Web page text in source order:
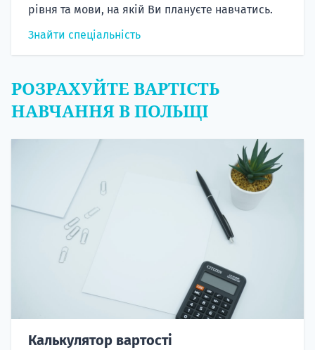
рівня та мови, на якій Ви плануєте навчатись.
Знайти спеціальність
РОЗРАХУЙТЕ ВАРТІСТЬ
НАВЧАННЯ В ПОЛЬЩІ
Калькулятор вартості